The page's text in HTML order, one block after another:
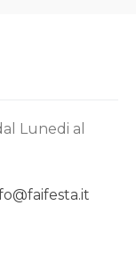
Lunedi al